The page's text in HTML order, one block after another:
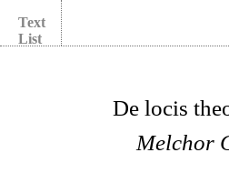
Text
List
De locis
Melchor